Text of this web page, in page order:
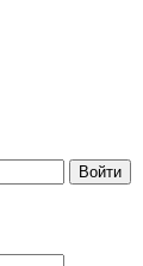
Войти